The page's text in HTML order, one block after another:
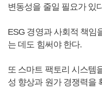
변동성을 줄일 필요가 있
ESG 경영과 사회적 책임
는 데도 힘써야 한다.
또 스마트 팩토리 시스템
성 향상과 원가 경쟁력을